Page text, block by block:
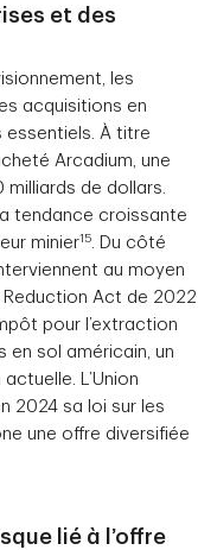
et des
les
acquisitions en
essentiels. À titre
Arcadium, une
milliards de dollars.
tendance croissante
minier15. Du côté
au moyen
Reduction Act de 2022
pour l’extraction
sol américain, un
L’Union
2024 sa loi sur les
une offre diversifiée
lié à l’offre